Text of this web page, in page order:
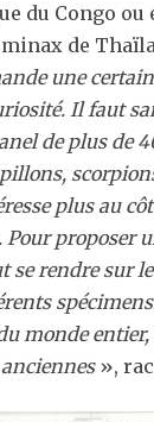
du Congo ou
de
une
Il faut
de plus de
plus au
Pour proposer
se rendre sur
monde
»,